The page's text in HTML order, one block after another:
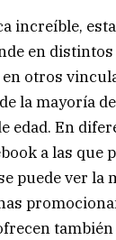
increíble,
en
otros
la mayoría
edad. En
a las que
puede ver la